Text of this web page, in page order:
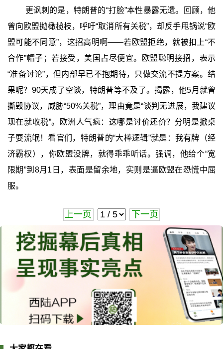
更讽刺的是，特朗普的“打脸”本性暴露无遗。回顾，他
曾向欧盟抛橄榄枝，呼吁“取消所有关税”，却反手甩锅说“欧
盟可能不同意”，这招高明啊——若欧盟拒绝，就被扣上“不
合作”帽子；若接受，美国占尽便宜。欧盟聪明接招，表示
“准备讨论”，但内部早已不抱期待，只做交流不提方案。结
果呢？90天成了空谈，特朗普等不及了。揭露，他5月就曾
撕毁协议，威胁“50%关税”，理由竟是“谈判无进展，我建议
现在就收税”。欧洲人气疯：这哪是讨价还价？分明是掀桌
子耍流氓！看官们，特朗普的“大棒逻辑”就是：我有牌（经
济霸权），你欧盟没牌，就得乖乖听话。强调，他给个“宽
限期”到8月1日，表面是留余地，实则是逼欧盟在恐慌中屈
服。
上一页 下一页